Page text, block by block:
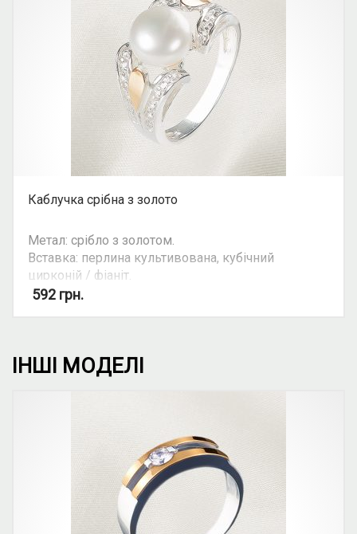
Каблучка срібна з золото
Метал: срібло з золотом.
Вставка: перлина культивована, кубічний
цирконій / фіаніт.
Колір вставки: білий.
592 грн.
ІНШІ МОДЕЛІ